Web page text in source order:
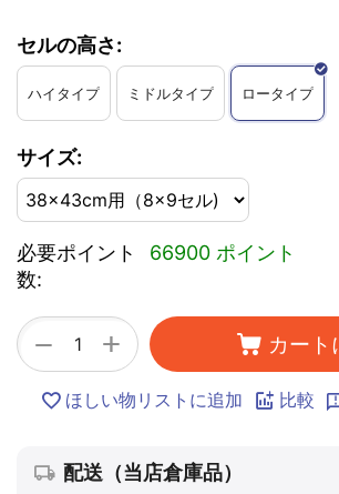
セルの高さ:
ハイタイプ ミドルタイプ ロータイプ
サイズ:
必要ポイント
数:
66900 ポイント
+
− カート
ほしい物リストに追加 比較
配送（当店倉庫品）